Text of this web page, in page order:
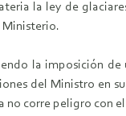
la ley de
Ministerio.
la imposición de
del Ministro en
no corre peligro con